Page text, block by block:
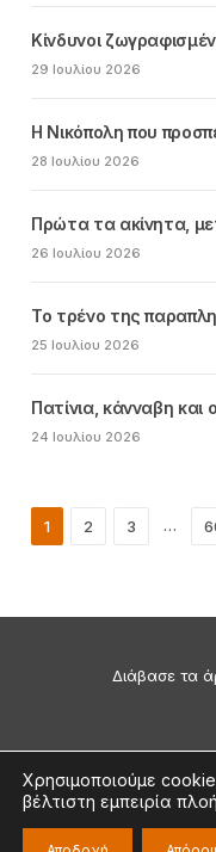
Κίνδυνοι
29 Ιουλίου 2026
Η Νικόπολη που
28 Ιουλίου 2026
Πρώτα τα ακίνητα,
26 Ιουλίου 2026
Το τρένο της
25 Ιουλίου 2026
Πατίνια, κάνναβη και
24 Ιουλίου 2026
1 2 3 …
Διάβασε τα
©2026
Χρησιμοποιούμε
βέλτιστη εμπειρία